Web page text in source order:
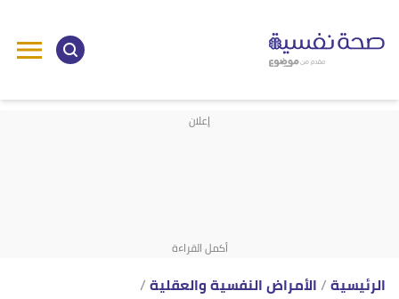
الرئيسية الأمراض النفسية والعقلية